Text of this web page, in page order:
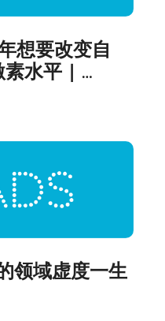
想要改变自
素水平 |
领域虚度一生